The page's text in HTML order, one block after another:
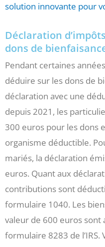
solution innovante pour
Déclaration
dons de
Pendant certaines
déduire sur les dons de
déclaration avec une
depuis 2021, les
300 euros pour les dons
organisme déductible.
mariés, la déclaration
euros. Quant aux
contributions sont
formulaire 1040. Les
valeur de 600 euros sont
formulaire 8283 de